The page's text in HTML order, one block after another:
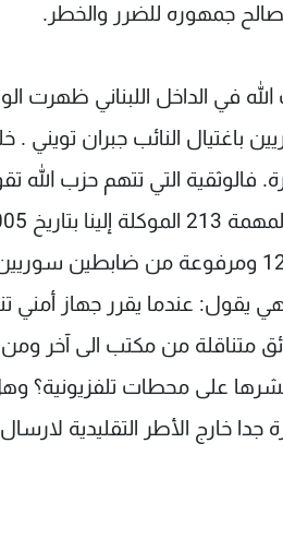
جمهوره للضرر والخطر.
في الداخل اللبناني ظهرت
النائب جبران تويني .
فالوثقية التي تتهم حزب الله
الوثيقة موقعة بتاريخ 12/12/2005
يقول: عندما يقرر جهاز أمني
متناقلة من مكتب الى آخر
على محطات تلفزيونية؟ وهل
خارج الأطر التقليدية